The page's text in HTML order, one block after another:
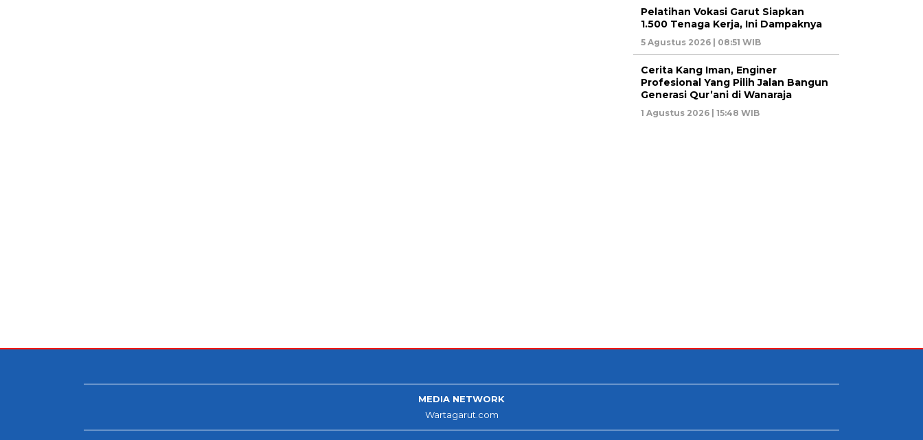
Pelatihan Vokasi Garut Siapkan
1.500 Tenaga Kerja, Ini Dampaknya
5 Agustus 2026 | 08:51 WIB
Cerita Kang Iman, Enginer
Profesional Yang Pilih Jalan Bangun
Generasi Qur’ani di Wanaraja
1 Agustus 2026 | 15:48 WIB
MEDIA NETWORK
Wartagarut.com